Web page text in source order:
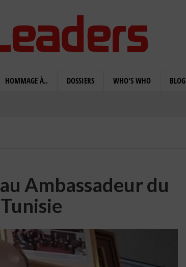
HOMMAGE À.. DOSSIERS WHO'S WHO BLOG
Ambassadeur du